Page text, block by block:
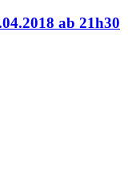
ab 21h30